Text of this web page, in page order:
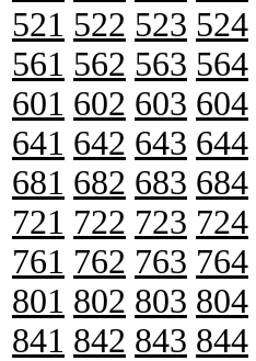
521 522 523 524
561 562 563 564
601 602 603 604
641 642 643 644
681 682 683 684
721 722 723 724
761 762 763 764
801 802 803 804
841 842 843 844